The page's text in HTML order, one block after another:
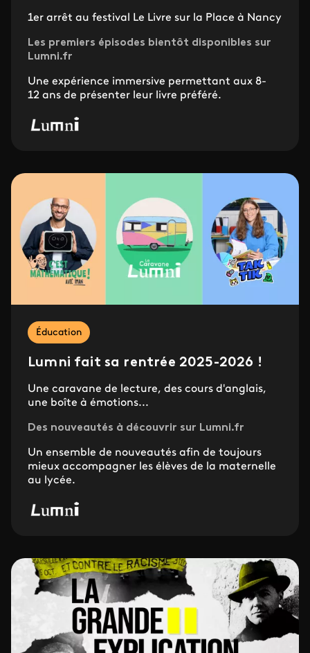
1er arrêt au festival Le Livre sur la Place à Nancy
Les premiers épisodes bientôt disponibles sur
Lumni.fr
Une expérience immersive permettant aux 8-
12 ans de présenter leur livre préféré.
Éducation
Lumni fait sa rentrée 2025-2026 !
Une caravane de lecture, des cours d'anglais,
une boîte à émotions...
Des nouveautés à découvrir sur Lumni.fr
Un ensemble de nouveautés afin de toujours
mieux accompagner les élèves de la maternelle
au lycée.